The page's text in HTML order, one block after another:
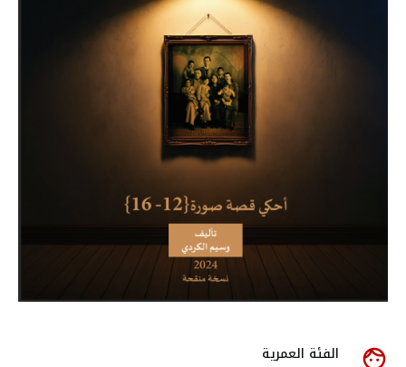
الفئة العمرية